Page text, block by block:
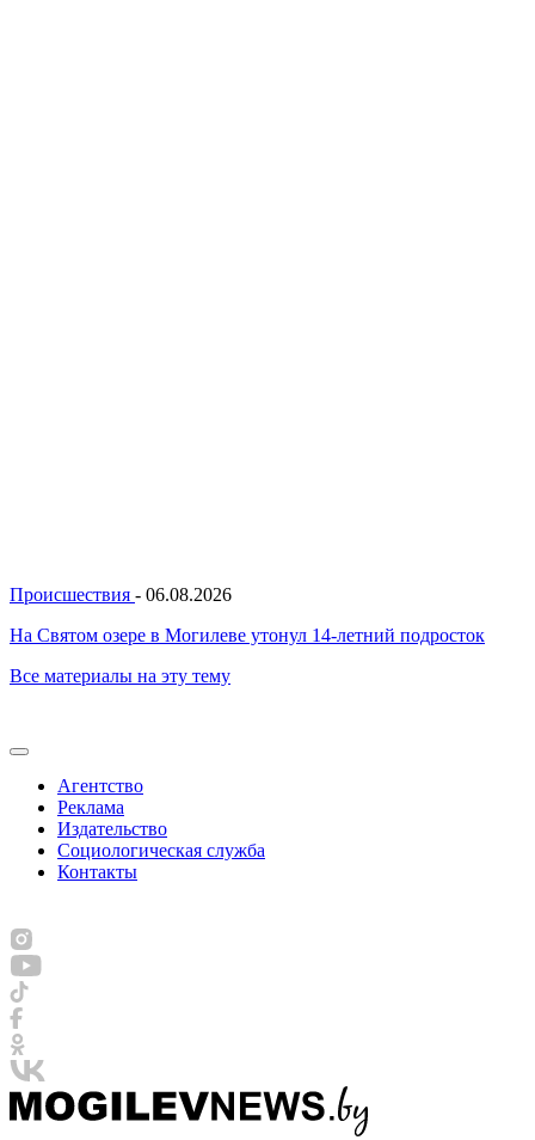
Происшествия - 06.08.2026
На Святом озере в Могилеве утонул 14-летний подросток
Все материалы на эту тему
Агентство
Реклама
Издательство
Социологическая служба
Контакты